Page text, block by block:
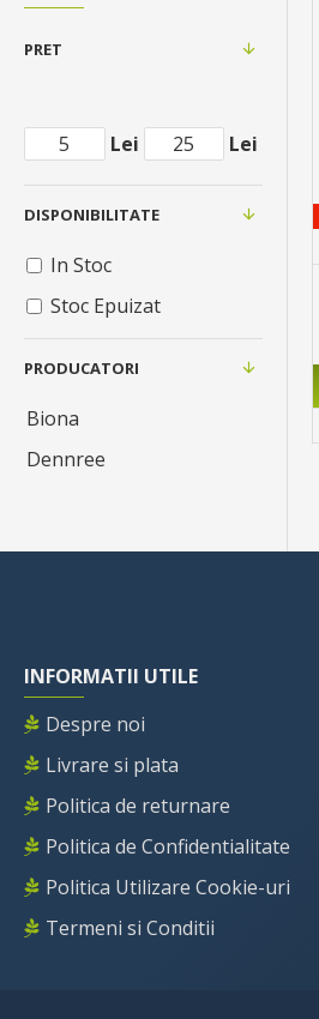
PRET
Lei Lei
PRODUCATORI
Biona
Dennree
DISPONIBILITATE
In Stoc
Stoc Epuizat
INFORMATII UTILE
Despre noi
Livrare si plata
Politica de returnare
Politica de Confidentialitate
Politica Utilizare Cookie-uri
Termeni si Conditii